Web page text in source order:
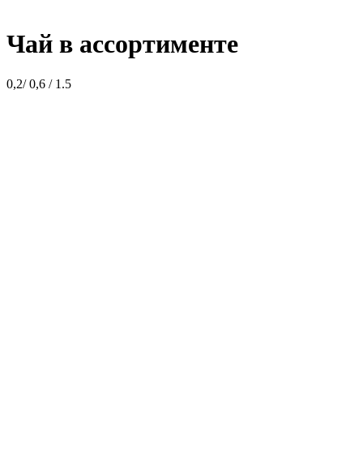
Чай в ассортименте
0,2/ 0,6 / 1.5